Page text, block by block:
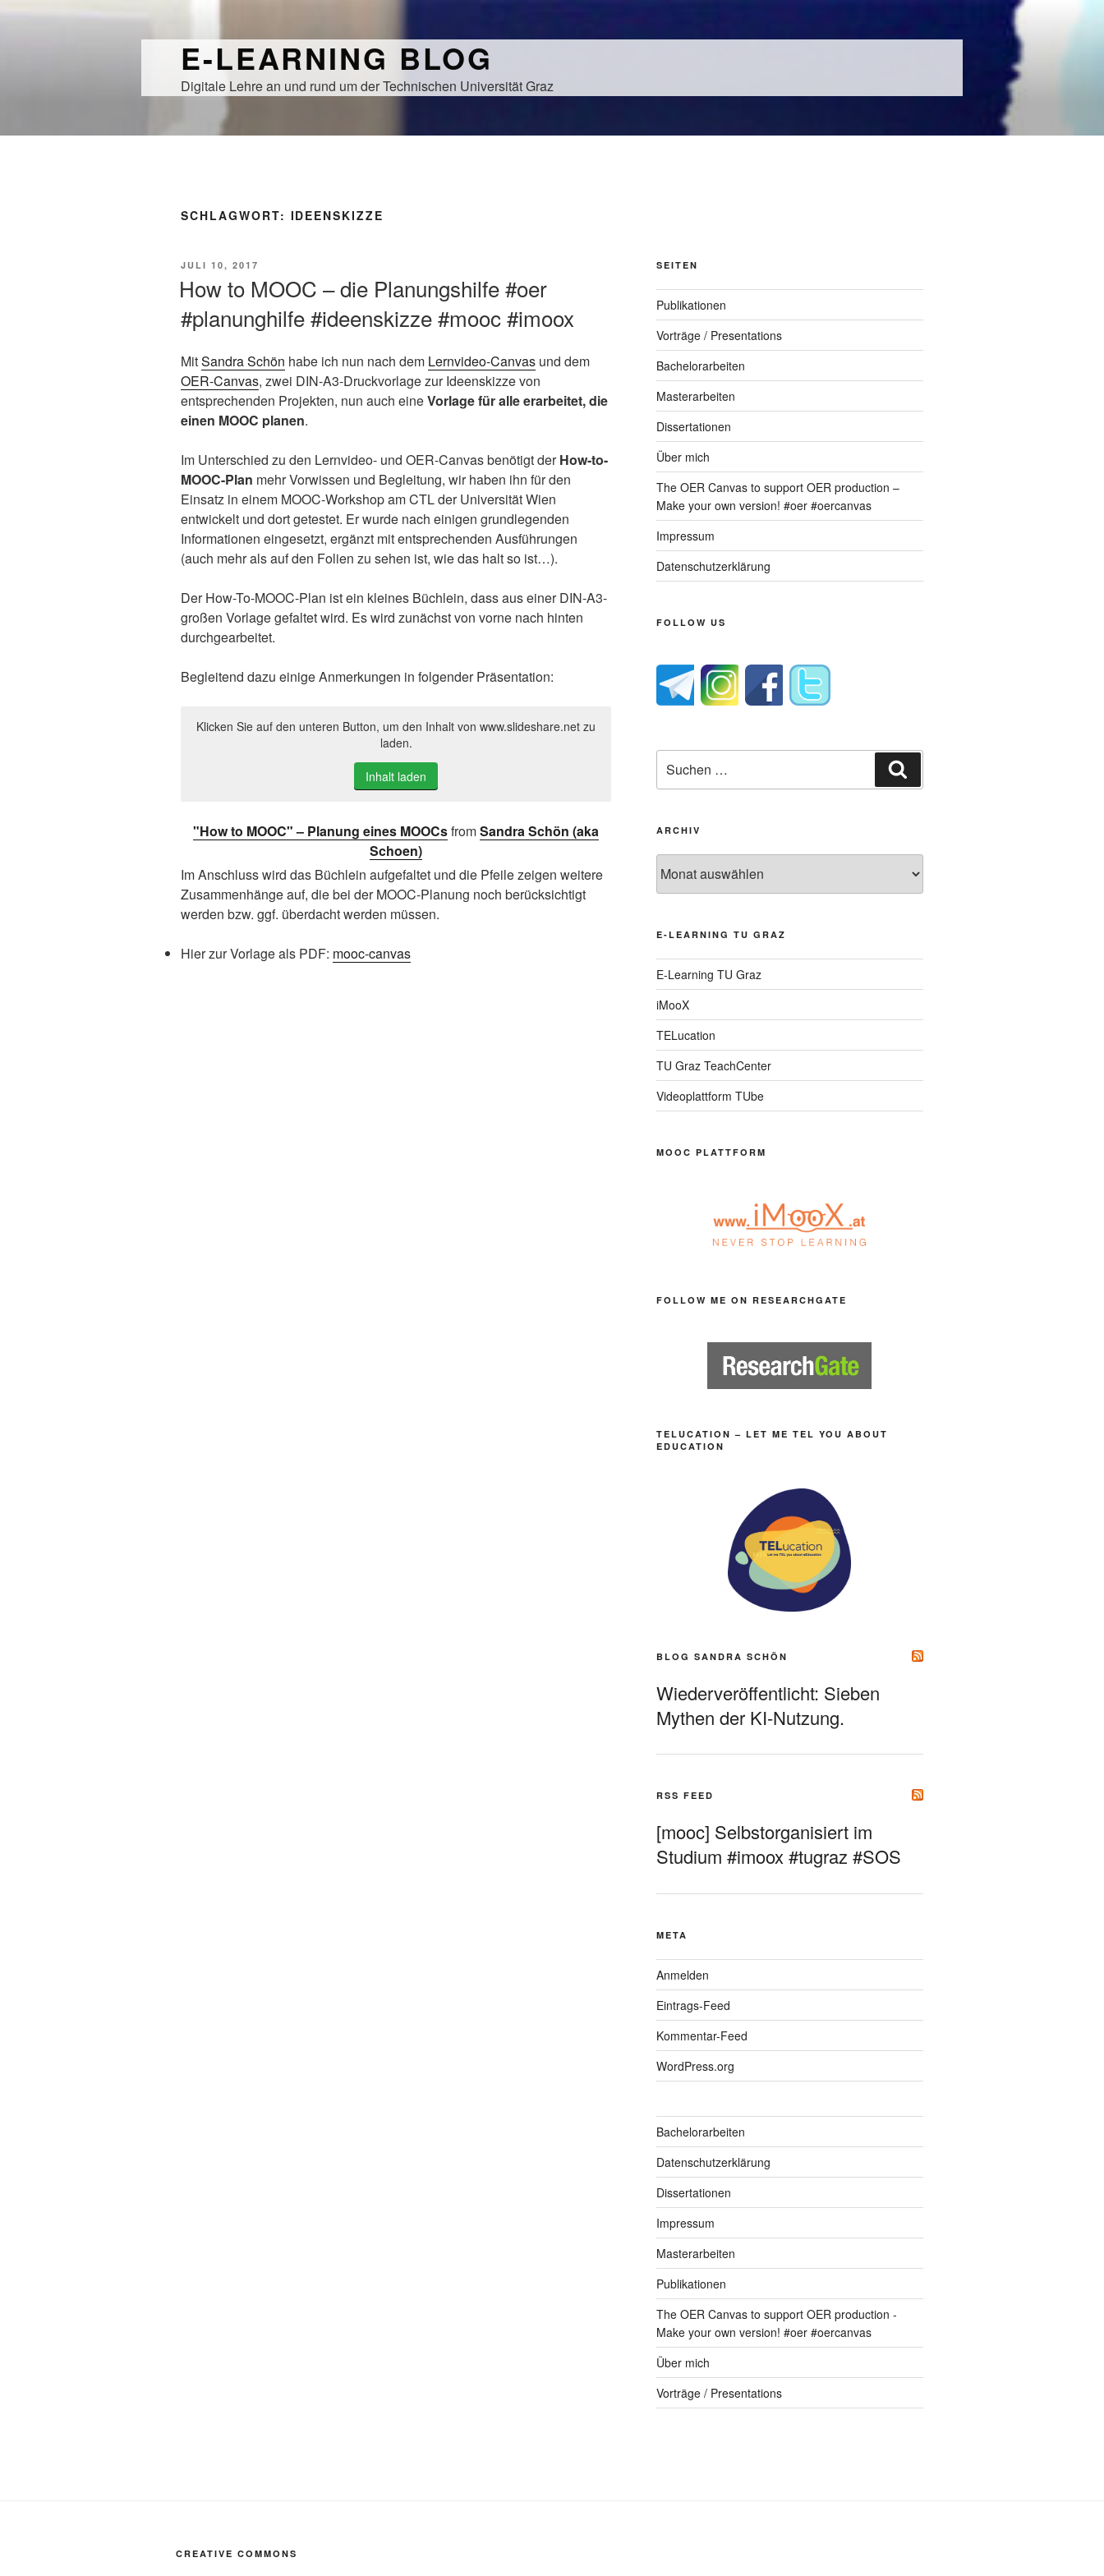
E-LEARNING BLOG
Digitale Lehre an und rund um der Technischen Universität Graz
SCHLAGWORT: IDEENSKIZZE
VERÖFFENTLICHT
JULI 10, 2017
How to MOOC – die Planungshilfe #oer
#planunghilfe #ideenskizze #mooc #imoox
MitSandra Schön habe ich nun nach dem Lernvideo-Canvas und dem
OER-Canvas, zwei DIN-A3-Druckvorlage zur Ideenskizze von
entsprechenden Projekten, nun auch eineVorlage für alle erarbeitet, die
einen MOOC planen.
Im Unterschied zu den Lernvideo- und OER-Canvas benötigt derHow-to-
MOOC-Plan mehr Vorwissen und Begleitung, wir haben ihn für den
Einsatz in einem MOOC-Workshop am CTL der Universität Wien
entwickelt und dort getestet. Er wurde nach einigen grundlegenden
Informationen eingesetzt, ergänzt mit entsprechenden Ausführungen
(auch mehr als auf den Folien zu sehen ist, wie das halt so ist…).
Der How-To-MOOC-Plan ist ein kleines Büchlein, dass aus einer DIN-A3-
großen Vorlage gefaltet wird. Es wird zunächst von vorne nach hinten
durchgearbeitet.
Begleitend dazu einige Anmerkungen in folgender Präsentation:
Klicken Sie auf den unteren Button, um den Inhalt von www.slideshare.net zu
laden.
Inhalt laden
"How to MOOC" – Planung eines MOOCsfromSandra Schön (aka
Schoen)
Im Anschluss wird das Büchlein aufgefaltet und die Pfeile zeigen weitere
Zusammenhänge auf, die bei der MOOC-Planung noch berücksichtigt
werden bzw. ggf. überdacht werden müssen.
Hier zur Vorlage als PDF: mooc-canvas
SEITEN
Publikationen
Vorträge / Presentations
Bachelorarbeiten
Masterarbeiten
Dissertationen
Über mich
The OER Canvas to support OER production –
Make your own version! #oer #oercanvas
Impressum
Datenschutzerklärung
FOLLOW US
nach:
ARCHIV
E-LEARNING TU GRAZ
E-Learning TU Graz
iMooX
TELucation
TU Graz TeachCenter
Videoplattform TUbe
MOOC PLATTFORM
FOLLOW ME ON RESEARCHGATE
TELUCATION – LET ME TEL YOU ABOUT
EDUCATION
BLOG SANDRA SCHÖN
Wiederveröffentlicht: Sieben
Mythen der KI-Nutzung.
RSS FEED
[mooc] Selbstorganisiert im
Studium #imoox #tugraz #SOS
META
Anmelden
Eintrags-Feed
Kommentar-Feed
WordPress.org
Bachelorarbeiten
Datenschutzerklärung
Dissertationen
Impressum
Masterarbeiten
Publikationen
The OER Canvas to support OER production -
Make your own version! #oer #oercanvas
Über mich
Vorträge / Presentations
CREATIVE COMMONS